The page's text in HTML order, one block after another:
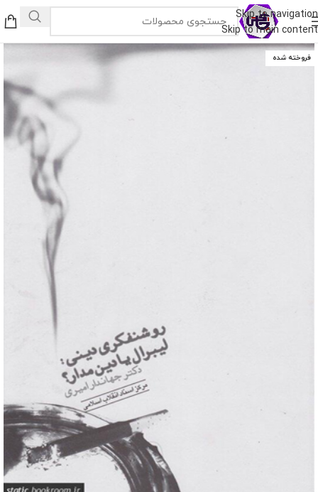
Skip to navigation
Skip to main content
فروخته شده